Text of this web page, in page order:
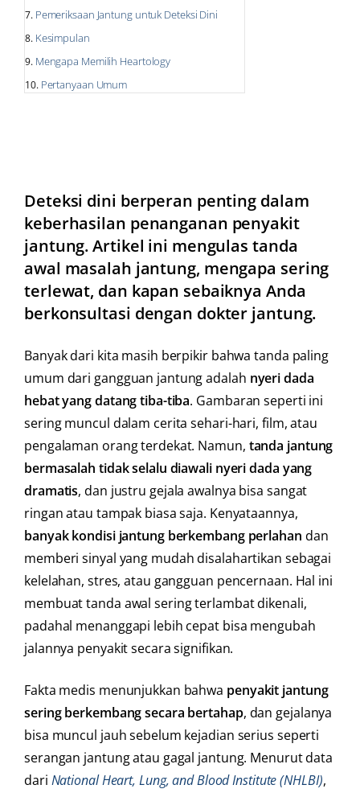
Pemeriksaan Jantung untuk Deteksi Dini
Kesimpulan
Mengapa Memilih Heartology
Pertanyaan Umum
Deteksi dini berperan penting dalam
keberhasilan penanganan penyakit
jantung. Artikel ini mengulas tanda
awal masalah jantung, mengapa sering
terlewat, dan kapan sebaiknya Anda
berkonsultasi dengan dokter jantung.
Banyak dari kita masih berpikir bahwa tanda paling
umum dari gangguan jantung adalah nyeri dada
hebat yang datang tiba-tiba. Gambaran seperti ini
sering muncul dalam cerita sehari-hari, film, atau
pengalaman orang terdekat. Namun, tanda jantung
bermasalah tidak selalu diawali nyeri dada yang
dramatis, dan justru gejala awalnya bisa sangat
ringan atau tampak biasa saja. Kenyataannya,
banyak kondisi jantung berkembang perlahan dan
memberi sinyal yang mudah disalahartikan sebagai
kelelahan, stres, atau gangguan pencernaan. Hal ini
membuat tanda awal sering terlambat dikenali,
padahal menanggapi lebih cepat bisa mengubah
jalannya penyakit secara signifikan.
Fakta medis menunjukkan bahwa penyakit jantung
sering berkembang secara bertahap, dan gejalanya
bisa muncul jauh sebelum kejadian serius seperti
serangan jantung atau gagal jantung. Menurut data
dari National Heart, Lung, and Blood Institute (NHLBI),